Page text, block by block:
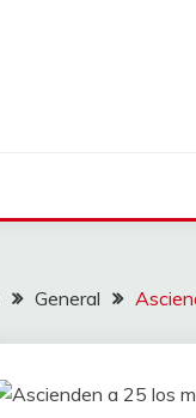
General